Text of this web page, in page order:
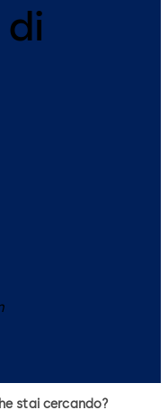
stai cercando?